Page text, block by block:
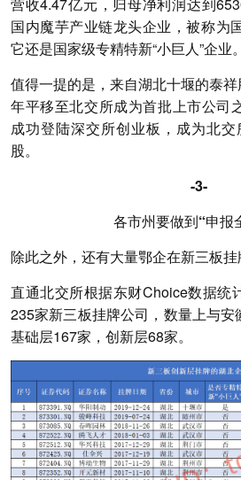
国内魔芋产业链龙头企业，被称为
它还是国家级专精特新“小巨人”企业。
值得一提的是，来自湖北十堰的泰
年平移至北交所成为首批上市公司
成功登陆深交所创业板，成为北
股。
-3-
各市州要做到“申报
除此之外，还有大量鄂企在新三板挂
直通北交所根据东财Choice数据统
235家新三板挂牌公司，数量上与安
基础层167家，创新层68家。